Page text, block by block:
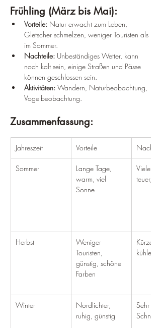
Frühling (März bis Mai):
Vorteile: Natur erwacht zum Leben,
Gletscher schmelzen, weniger Touristen als
im Sommer.
Nachteile: Unbeständiges Wetter, kann
noch kalt sein, einige Straßen und Pässe
können geschlossen sein.
Aktivitäten: Wandern, Naturbeobachtung,
Vogelbeobachtung.
Zusammenfassung:
Jahreszeit Vorteile Nachteile
Sommer
Lange Tage,
warm, viel
Sonne
Viele
teuer,
Herbst
Weniger
Touristen,
günstig, schöne
Farben
Kürzere
kühler,
Winter
Nordlichter,
ruhig, günstig
Sehr
Schnee